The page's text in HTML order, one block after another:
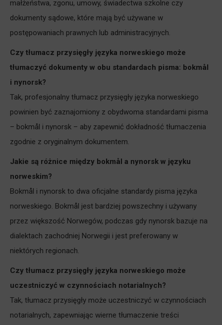
małżeństwa, zgonu, umowy, świadectwa szkolne czy
dokumenty sądowe, które mają być używane w
postępowaniach prawnych lub administracyjnych.
Czy tłumacz przysięgły języka norweskiego może
tłumaczyć dokumenty w obu standardach pisma: bokmål
i nynorsk?
Tak, profesjonalny tłumacz przysięgły języka norweskiego
powinien być zaznajomiony z obydwoma standardami pisma
– bokmål i nynorsk – aby zapewnić dokładność tłumaczenia
zgodnie z oryginalnym dokumentem.
Jakie są różnice między bokmål a nynorsk w języku
norweskim?
Bokmål i nynorsk to dwa oficjalne standardy pisma języka
norweskiego. Bokmål jest bardziej powszechny i używany
przez większość Norwegów, podczas gdy nynorsk bazuje na
dialektach zachodniej Norwegii i jest preferowany w
niektórych regionach.
Czy tłumacz przysięgły języka norweskiego może
uczestniczyć w czynnościach notarialnych?
Tak, tłumacz przysięgły może uczestniczyć w czynnościach
notarialnych, zapewniając wierne tłumaczenie treści